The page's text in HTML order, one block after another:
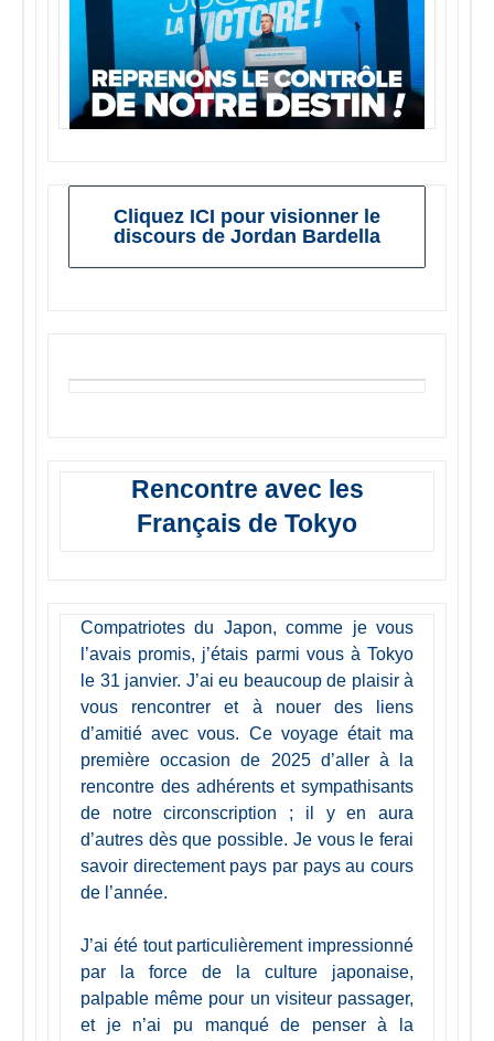
Cliquez ICI pour visionner le
discours de Jordan Bardella
Rencontre avec les
Français de Tokyo
Compatriotes du Japon, comme je vous
l’avais promis, j’étais parmi vous à Tokyo
le 31 janvier. J’ai eu beaucoup de plaisir à
vous rencontrer et à nouer des liens
d’amitié avec vous. Ce voyage était ma
première occasion de 2025 d’aller à la
rencontre des adhérents et sympathisants
de notre circonscription ; il y en aura
d’autres dès que possible. Je vous le ferai
savoir directement pays par pays au cours
de l’année.
J’ai été tout particulièrement impressionné
par la force de la culture japonaise,
palpable même pour un visiteur passager,
et je n’ai pu manqué de penser à la